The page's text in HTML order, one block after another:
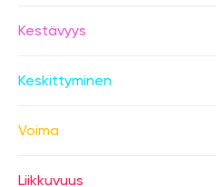
Kestävyys
Keskittyminen
Voima
Liikkuvuus